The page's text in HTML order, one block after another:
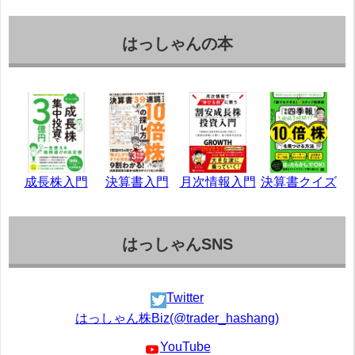
はっしゃんの本
成長株入門 決算書入門 月次情報入門 決算書クイズ
はっしゃんSNS
Twitter
はっしゃん株Biz(@trader_hashang)
YouTube